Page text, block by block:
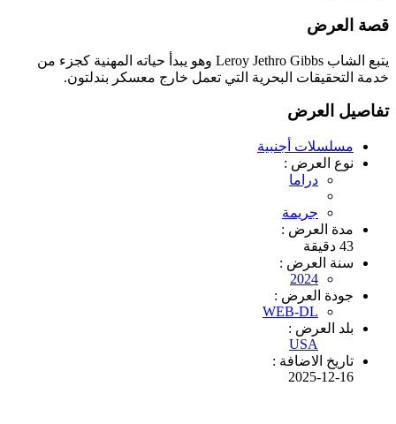
قصة العرض
يتبع الشاب Leroy Jethro Gibbs وهو يبدأ حياته المهنية كجزء من
خدمة التحقيقات البحرية التي تعمل خارج معسكر بندلتون.
تفاصيل العرض
مسلسلات أجنبية
نوع العرض :
دراما
جريمة
مدة العرض :
43 دقيقة
سنة العرض :
2024
جودة العرض :
WEB-DL
بلد العرض :
USA
تاريخ الاضافة :
2025-12-16